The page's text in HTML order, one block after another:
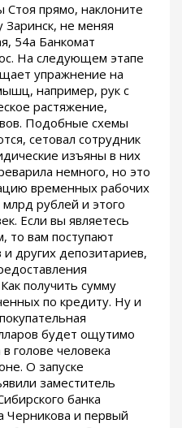
Стоя прямо, наклоните
Заринск, не меняя
54а Банкомат
На следующем этапе
упражнение на
например, рук с
растяжение,
Подобные схемы
сетовал сотрудник
изъяны в них
немного, но это
временных рабочих
рублей и этого
Если вы являетесь
то вам поступают
других депозитариев,
получить сумму
по кредиту. Ну и
будет ощутимо
голове человека
О запуске
заместитель
банка
Черникова и первый